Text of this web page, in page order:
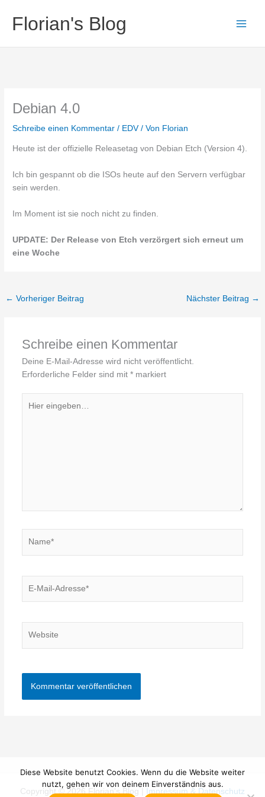
Inhalt
springen
Florian's Blog
Debian 4.0
Schreibe einen Kommentar / EDV/ Von Florian
Heute ist der offizielle Releasetag von Debian Etch (Version 4).
Ich bin gespannt ob die ISOs heute auf den Servern verfügbar
sein werden.
Im Moment ist sie noch nicht zu finden.
UPDATE: Der Release von Etch verzörgert sich erneut um
eine Woche
← Vorheriger Beitrag Nächster Beitrag →
Schreibe einen Kommentar
Deine E-Mail-Adresse wird nicht veröffentlicht.
Erforderliche Felder sind mit *markiert
eingeben…
Mail-
Copyright © 2026 Florian's Blog | Impressum & Datenschutz
Diese Website benutzt Cookies. Wenn du die Website weiter
nutzt, gehen wir von deinem Einverständnis aus.